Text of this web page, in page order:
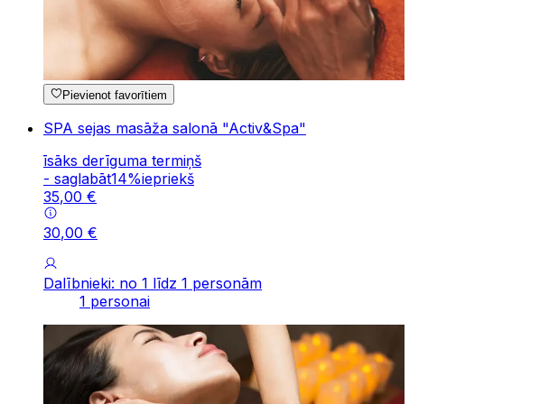
Pievienot favorītiem
SPA sejas masāža salonā "Activ&Spa"
īsāks derīguma termiņš
- saglabāt14%iepriekš
35,00 €
30,00 €
Dalībnieki: no 1 līdz 1 personām
1 personai